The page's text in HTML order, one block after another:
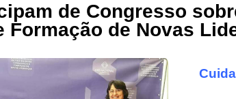
de Congresso
Formação de Novas